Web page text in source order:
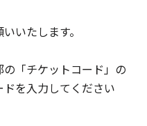
いたします。
「チケットコード」の
ドを入力してください